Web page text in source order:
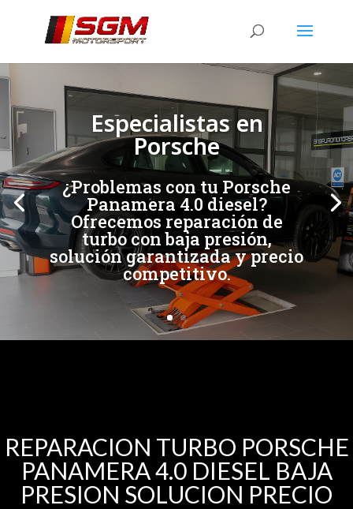
Especialistas en
Porsche
¿Problemas con tu Porsche
Panamera 4.0 diesel?
Ofrecemos reparación de
turbo con baja presión,
solución garantizada y precio
competitivo.
REPARACION TURBO PORSCHE
PANAMERA 4.0 DIESEL BAJA
PRESION SOLUCION PRECIO